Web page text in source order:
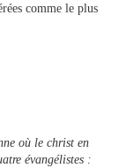
comme le plus
où le christ en
évangélistes :